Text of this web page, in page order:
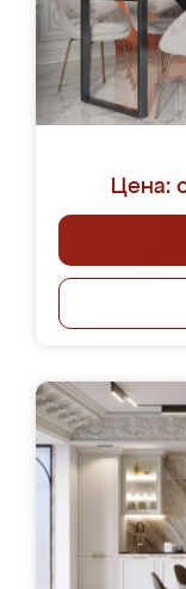
Цена: